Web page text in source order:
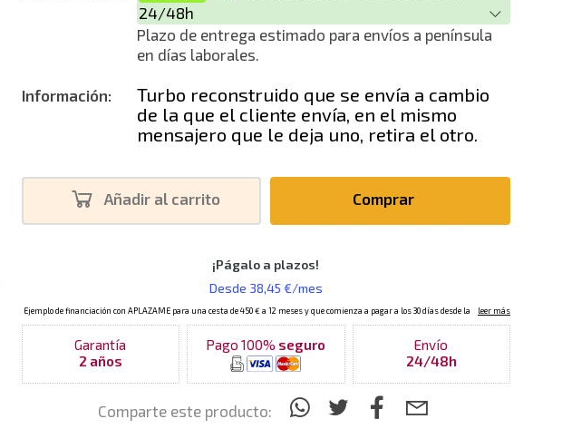
24/48h
Plazo de entrega estimado para envíos a península
en días laborales.
Información:
Turbo reconstruido que se envía a cambio
de la que el cliente envía, en el mismo
mensajero que le deja uno, retira el otro.
Añadir al carrito Comprar
Garantía
2 años
Pago 100% seguro
Envío
24/48h
Comparte este producto: